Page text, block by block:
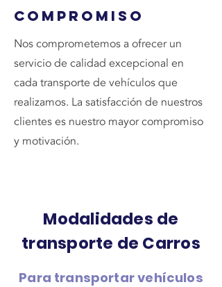
Compromiso
Nos comprometemos a ofrecer un
servicio de calidad excepcional en
cada transporte de vehículos que
realizamos. La satisfacción de nuestros
clientes es nuestro mayor compromiso
y motivación.
Modalidades de
transporte de Carros
Para transportar vehículos